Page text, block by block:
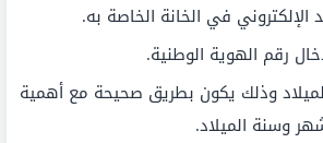
الإلكتروني في الخانة الخاصة به.
رقم الهوية الوطنية.
الميلاد وذلك يكون بطريق صحيحة مع أهمية
وسنة الميلاد.